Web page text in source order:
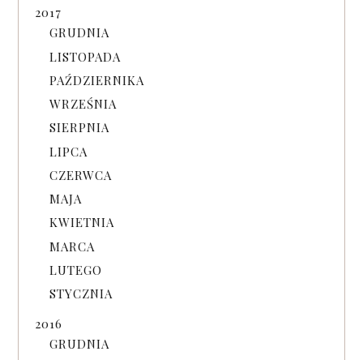
2017
GRUDNIA
LISTOPADA
PAŹDZIERNIKA
WRZEŚNIA
SIERPNIA
LIPCA
CZERWCA
MAJA
KWIETNIA
MARCA
LUTEGO
STYCZNIA
2016
GRUDNIA